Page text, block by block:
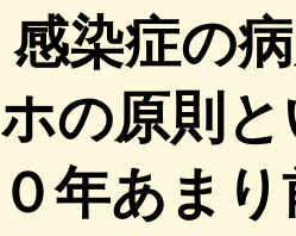
染症の病
の原則
年あま